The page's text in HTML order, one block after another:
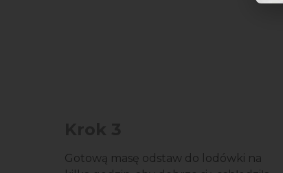
Gotową masę odstaw do lodówki na